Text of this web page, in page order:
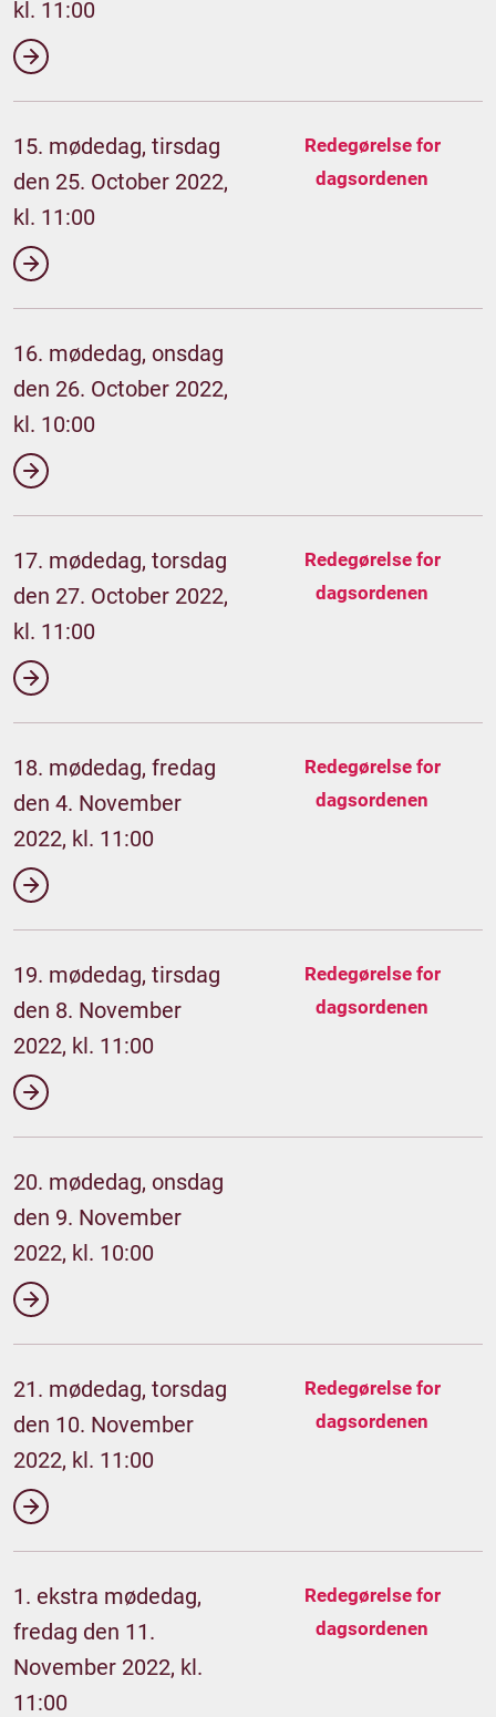
kl. 11:00
15. mødedag, tirsdag
den 25. October 2022,
kl. 11:00
Redegørelse for
dagsordenen
16. mødedag, onsdag
den 26. October 2022,
kl. 10:00
17. mødedag, torsdag
den 27. October 2022,
kl. 11:00
Redegørelse for
dagsordenen
18. mødedag, fredag
den 4. November
2022, kl. 11:00
Redegørelse for
dagsordenen
19. mødedag, tirsdag
den 8. November
2022, kl. 11:00
Redegørelse for
dagsordenen
20. mødedag, onsdag
den 9. November
2022, kl. 10:00
21. mødedag, torsdag
den 10. November
2022, kl. 11:00
Redegørelse for
dagsordenen
1. ekstra mødedag,
fredag den 11.
November 2022, kl.
11:00
Redegørelse for
dagsordenen